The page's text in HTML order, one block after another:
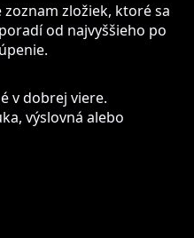
zložiek, ktoré sa
od najvyššieho po
v dobrej viere.
výslovná alebo